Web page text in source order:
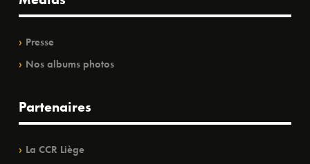
Presse
Nos albums photos
Partenaires
La CCR Liège